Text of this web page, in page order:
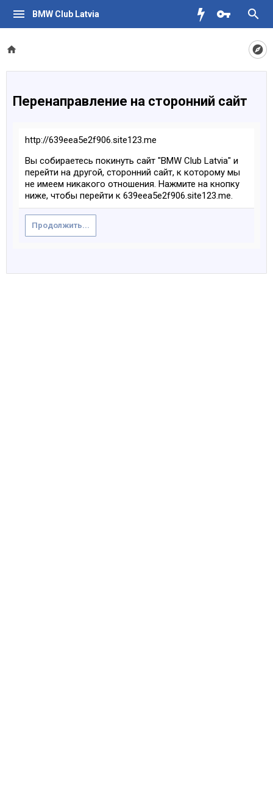
BMW Club Latvia
Перенаправление на сторонний сайт
http://639eea5e2f906.site123.me
Вы собираетесь покинуть сайт "BMW Club Latvia" и
перейти на другой, сторонний сайт, к которому мы
не имеем никакого отношения. Нажмите на кнопку
ниже, чтобы перейти к 639eea5e2f906.site123.me.
Продолжить...